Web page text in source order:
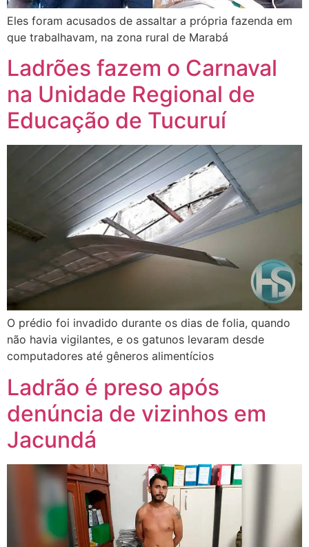
Eles foram acusados de assaltar a própria fazenda em
que trabalhavam, na zona rural de Marabá
Ladrões fazem o Carnaval
na Unidade Regional de
Educação de Tucuruí
O prédio foi invadido durante os dias de folia, quando
não havia vigilantes, e os gatunos levaram desde
computadores até gêneros alimentícios
Ladrão é preso após
denúncia de vizinhos em
Jacundá